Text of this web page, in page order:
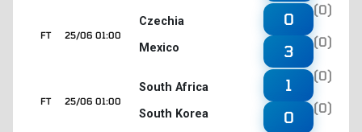
25/06 01:00
FT
Czechia
Mexico
0
(0)
3
(0)
25/06 01:00
FT
South Africa
South Korea
1
(0)
0
(0)